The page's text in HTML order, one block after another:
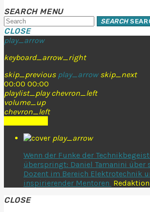
SEARCH MENU
SEARCH
CLOSE
play_arrow
keyboard_arrow_right
skip_previous play_arrow skip_next
00:00 00:00
playlist_play chevron_left
volume_up
chevron_left
play_arrow
Wenn der Funke der
überspringt: Daniel Tamanini über
Dozent im Bereich Elektrotechnik
inspirierender Mentoren Redaktion
CLOSE